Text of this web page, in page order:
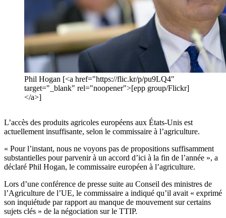
Phil Hogan [<a href="https://flic.kr/p/pu9LQ4"
target="_blank" rel="noopener">[epp group/Flickr]
</a>]
L’accès des produits agricoles européens aux États-Unis est
actuellement insuffisante, selon le commissaire à l’agriculture.
« Pour l’instant, nous ne voyons pas de propositions suffisamment
substantielles pour parvenir à un accord d’ici à la fin de l’année », a
déclaré Phil Hogan, le commissaire européen à l’agriculture.
Lors d’une conférence de presse suite au Conseil des ministres de
l’Agriculture de l’UE, le commissaire a indiqué qu’il avait « exprimé
son inquiétude par rapport au manque de mouvement sur certains
sujets clés » de la négociation sur le TTIP.